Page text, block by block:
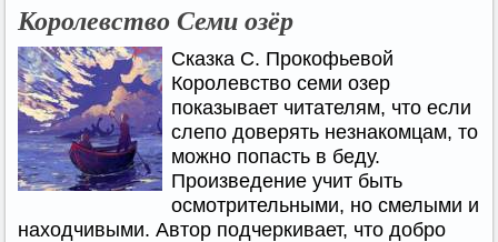
Королевство Семи озёр
Сказка С. Прокофьевой
Королевство семи озер
показывает читателям, что если
слепо доверять незнакомцам, то
можно попасть в беду.
Произведение учит быть
осмотрительными, но смелыми и
находчивыми. Автор подчеркивает, что добро